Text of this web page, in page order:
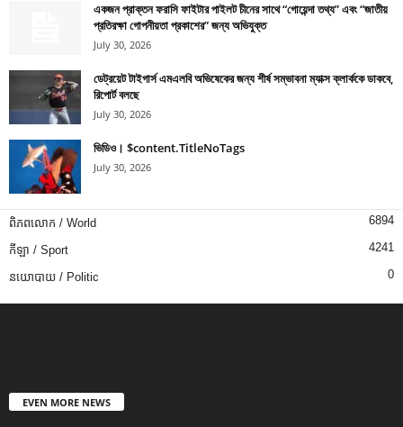
একজন প্রাক্তন ফরাসি ফাইটার পাইলট চীনের সাথে “গোয়েন্দা তথ্য” এবং “জাতীয়
প্রতিরক্ষা গোপনীয়তা প্রকাশের” জন্য অভিযুক্ত
July 30, 2026
ডেট্রয়েট টাইগার্স এমএলবি অভিষেকের জন্য শীর্ষ সম্ভাবনা ম্যাক্স ক্লার্ককে ডাকবে,
রিপোর্ট বলছে
July 30, 2026
ভিডিও। $content.TitleNoTags
July 30, 2026
ពិភពលោក / World 6894
កីឡា / Sport 4241
នយោបាយ / Politic 0
EVEN MORE NEWS